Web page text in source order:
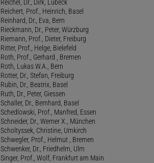
Reichel, Dr., Dirk, Lübeck
Reichert, Prof., Heinrich, Basel
Reinhard, Dr., Eva, Bern
Rieckmann, Dr., Peter, Würzburg
Riemann, Prof., Dieter, Freiburg
Ritter, Prof., Helge, Bielefeld
Roth, Prof., Gerhard , Bremen
Roth, Lukas W.A., Bern
Rotter, Dr., Stefan, Freiburg
Rubin, Dr., Beatrix, Basel
Ruth, Dr., Peter, Giessen
Schaller, Dr., Bernhard, Basel
Schedlowski, Prof., Manfred, Essen
Schneider, Dr., Werner X., München
Scholtyssek, Christine, Umkirch
Schwegler, Prof., Helmut , Bremen
Schwenker, Dr., Friedhelm, Ulm
Singer, Prof., Wolf, Frankfurt am Main